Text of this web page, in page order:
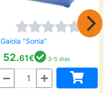
Gaiola "Sonia"
52.61€ 3-5 dias
Quantidade